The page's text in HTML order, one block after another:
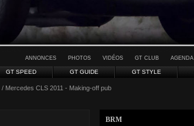
ANNONCES PHOTOS VIDÉOS GT CLUB AGENDA
GT SPEED GT GUIDE GT STYLE
/ Mercedes CLS 2011 - Making-off pub
BRM